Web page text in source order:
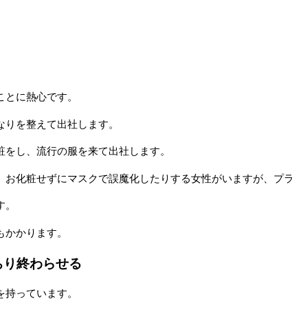
に熱心です。
を整えて出社します。
し、流行の服を来て出社します。
化粧せずにマスクで誤魔化したりする女性がいますが、プ
かります。
終わらせる
っています。